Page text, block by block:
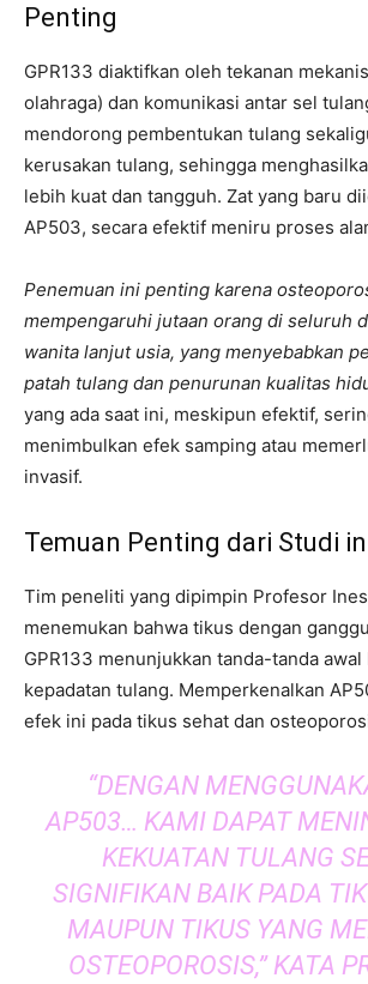
Penting
GPR133 diaktifkan oleh tekanan
olahraga) dan komunikasi antar sel
mendorong pembentukan tulang
kerusakan tulang, sehingga
lebih kuat dan tangguh. Zat yang baru
AP503, secara efektif meniru proses
Penemuan ini penting karena
mempengaruhi jutaan orang di seluruh
wanita lanjut usia, yang menyebabkan
patah tulang dan penurunan kualitas
yang ada saat ini, meskipun efektif,
menimbulkan efek samping atau
invasif.
Temuan Penting dari Studi
Tim peneliti yang dipimpin Profesor
menemukan bahwa tikus dengan
GPR133 menunjukkan tanda-tanda
kepadatan tulang. Memperkenalkan
efek ini pada tikus sehat dan
“DENGAN
AP503… KAMI DAPAT
KEKUATAN TULANG
SIGNIFIKAN BAIK PADA
MAUPUN TIKUS YANG
OSTEOPOROSIS,” KATA